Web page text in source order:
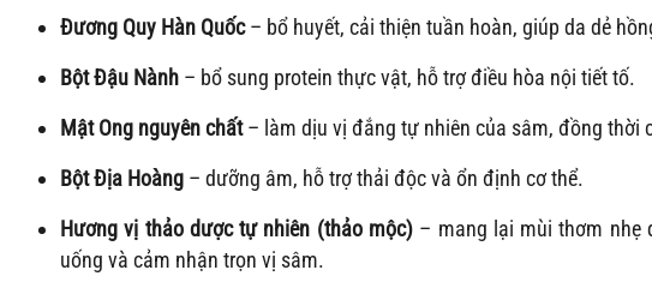
Đương Quy Hàn Quốc– bổ huyết, cải thiện tuần hoàn, giúp da dẻ
Bột Đậu Nành – bổ sung protein thực vật, hỗ trợ điều hòa nội tiết tố.
Mật Ong nguyên chất– làm dịu vị đắng tự nhiên của sâm, đồng thời
Bột Địa Hoàng – dưỡng âm, hỗ trợ thải độc và ổn định cơ thể.
Hương vị thảo dược tự nhiên (thảo mộc)– mang lại mùi thơm nhẹ
uống và cảm nhận trọn vị sâm.